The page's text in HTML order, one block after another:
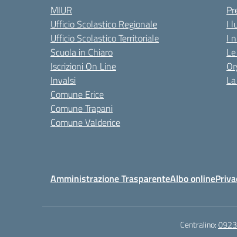
MIUR
Ufficio Scolastico Regionale
Ufficio Scolastico Territoriale
Scuola in Chiaro
Iscrizioni On Line
Invalsi
Comune Erice
Comune Trapani
Comune Valderice
I
I
Amministrazione TrasparenteAlbo online
Centralino: